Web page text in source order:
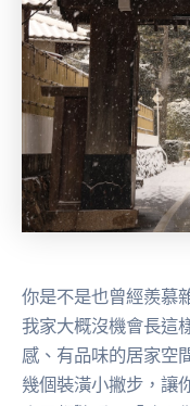
你是不是也曾經羨慕
我家大概沒機會長這
感、有品味的居家空
幾個裝潢小撇步，讓